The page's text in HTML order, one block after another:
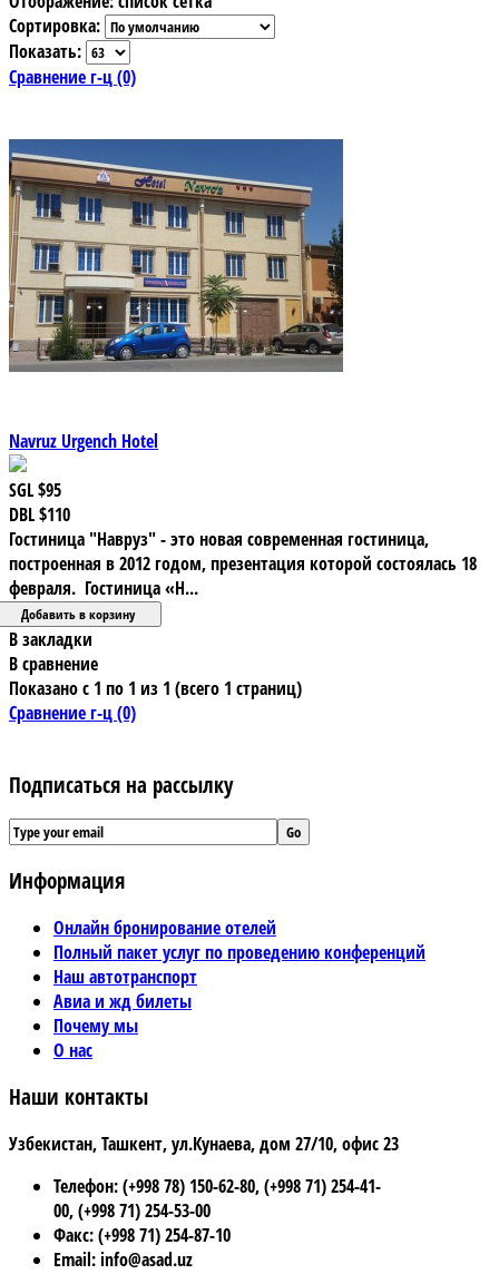
Сортировка:
Показать:
Сравнение г-ц (0)
Navruz Urgench Hotel
SGL$95
DBL$110
Гостиница "Навруз" - это новая современная гостиница,
построенная в 2012 годом, презентация которой состоялась 18
февраля. Гостиница «Н...
В закладки
В сравнение
Показано с 1 по 1 из 1 (всего 1 страниц)
Сравнение г-ц (0)
Подписаться на рассылку
Информация
Онлайн бронирование отелей
Полный пакет услуг по проведению конференций
Наш автотранспорт
Авиа и жд билеты
Почему мы
О нас
Наши контакты
Узбекистан, Ташкент, ул.Кунаева, дом 27/10, офис 23
Телефон: (+998 78) 150-62-80, (+998 71) 254-41-
00, (+998 71) 254-53-00
Факс: (+998 71) 254-87-10
Email: info@asad.uz